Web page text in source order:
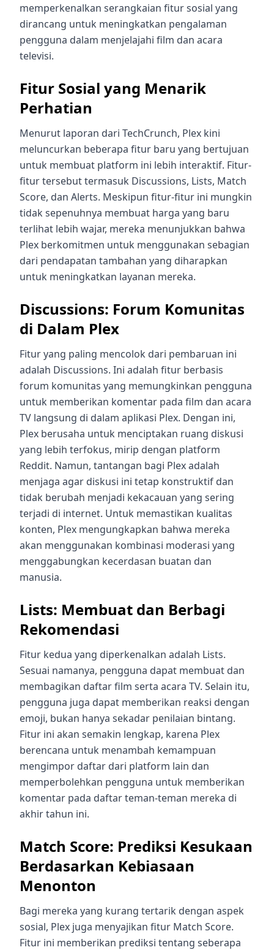
memperkenalkan serangkaian fitur sosial yang
dirancang untuk meningkatkan pengalaman
pengguna dalam menjelajahi film dan acara
televisi.
Fitur Sosial yang Menarik
Perhatian
Menurut laporan dari TechCrunch, Plex kini
meluncurkan beberapa fitur baru yang bertujuan
untuk membuat platform ini lebih interaktif. Fitur-
fitur tersebut termasuk Discussions, Lists, Match
Score, dan Alerts. Meskipun fitur-fitur ini mungkin
tidak sepenuhnya membuat harga yang baru
terlihat lebih wajar, mereka menunjukkan bahwa
Plex berkomitmen untuk menggunakan sebagian
dari pendapatan tambahan yang diharapkan
untuk meningkatkan layanan mereka.
Discussions: Forum Komunitas
di Dalam Plex
Fitur yang paling mencolok dari pembaruan ini
adalah Discussions. Ini adalah fitur berbasis
forum komunitas yang memungkinkan pengguna
untuk memberikan komentar pada film dan acara
TV langsung di dalam aplikasi Plex. Dengan ini,
Plex berusaha untuk menciptakan ruang diskusi
yang lebih terfokus, mirip dengan platform
Reddit. Namun, tantangan bagi Plex adalah
menjaga agar diskusi ini tetap konstruktif dan
tidak berubah menjadi kekacauan yang sering
terjadi di internet. Untuk memastikan kualitas
konten, Plex mengungkapkan bahwa mereka
akan menggunakan kombinasi moderasi yang
menggabungkan kecerdasan buatan dan
manusia.
Lists: Membuat dan Berbagi
Rekomendasi
Fitur kedua yang diperkenalkan adalah Lists.
Sesuai namanya, pengguna dapat membuat dan
membagikan daftar film serta acara TV. Selain itu,
pengguna juga dapat memberikan reaksi dengan
emoji, bukan hanya sekadar penilaian bintang.
Fitur ini akan semakin lengkap, karena Plex
berencana untuk menambah kemampuan
mengimpor daftar dari platform lain dan
memperbolehkan pengguna untuk memberikan
komentar pada daftar teman-teman mereka di
akhir tahun ini.
Match Score: Prediksi Kesukaan
Berdasarkan Kebiasaan
Menonton
Bagi mereka yang kurang tertarik dengan aspek
sosial, Plex juga menyajikan fitur Match Score.
Fitur ini memberikan prediksi tentang seberapa